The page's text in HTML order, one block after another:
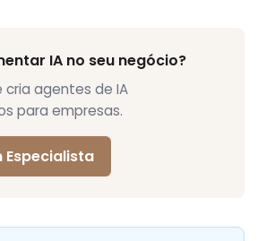
IA no seu negócio?
cria agentes de IA
para empresas.
Especialista